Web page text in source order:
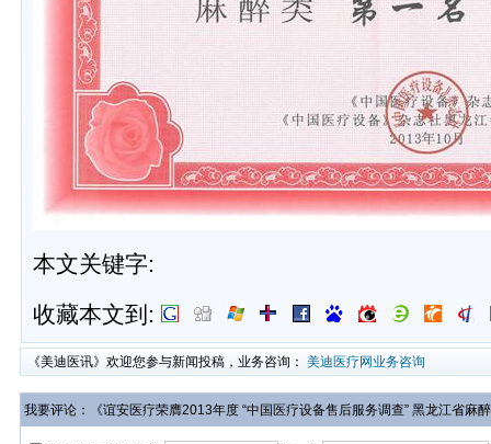
本文关键字:
收藏本文到:
《美迪医讯》欢迎您参与新闻投稿，业务咨询： 美迪医疗网业务咨询
我要评论：《谊安医疗荣膺2013年度 “中国医疗设备售后服务调查” 黑龙江省麻